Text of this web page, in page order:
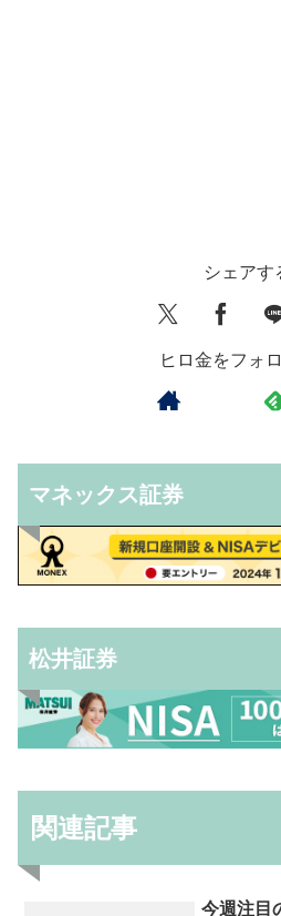
シェアす
ヒロ金をフォ
マネックス証券
松井証券
関連記事
今週注目